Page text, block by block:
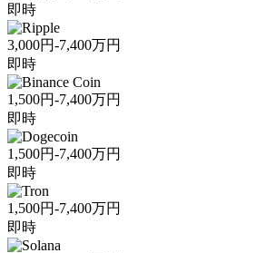
即時
3,000円-7,400万円
即時
1,500円-7,400万円
即時
1,500円-7,400万円
即時
1,500円-7,400万円
即時